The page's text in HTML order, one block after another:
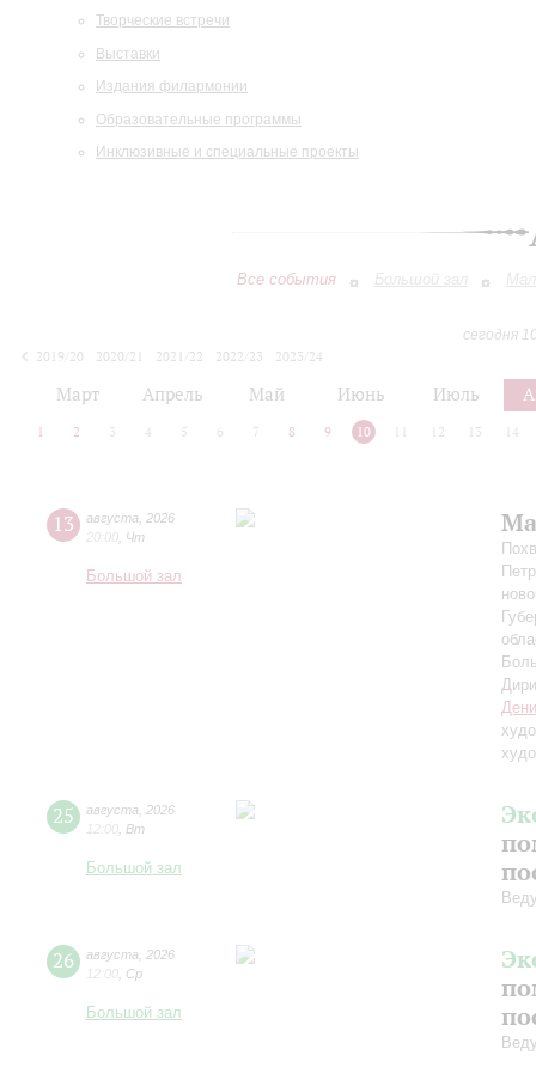
Творческие встречи
Выставки
Издания филармонии
Образовательные программы
Инклюзивные и специальные проекты
Все события Большой зал
сегодня
2019/20
2020/21 2021/22 2022/23
2023/24
Март Апрель Май Июнь Июль
1 2 3 4 5 6 7 8 9 10 12 13 14
13 августа
2026
20:00 Чт
Большой зал
25 августа
2026
12:00 Вт
Большой зал
26 августа
2026
12:00 Ср
Большой зал